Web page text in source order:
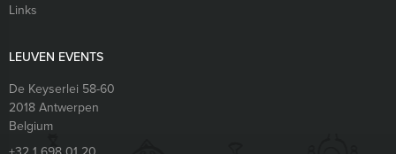
Links
LEUVEN EVENTS
De Keyserlei 58-60
2018Antwerpen
Belgium